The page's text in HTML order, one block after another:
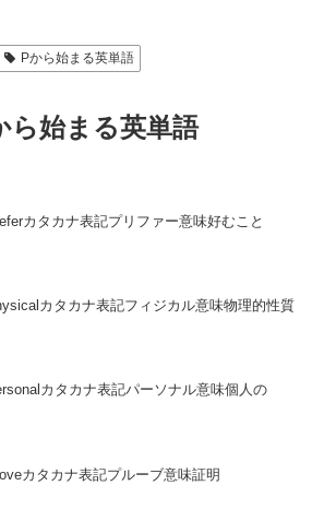
Pから始まる英単語
ら始まる英単語
カタカナ表記プリファー意味好むこと
カタカナ表記フィジカル意味物理的性質
カタカナ表記パーソナル意味個人の
カタカナ表記プルーブ意味証明